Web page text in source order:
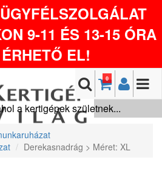
9-11 ÉS 13-15 ÓRA
EL!
0
a kertigépek születnek...
Derekasnadrág > Méret: XL